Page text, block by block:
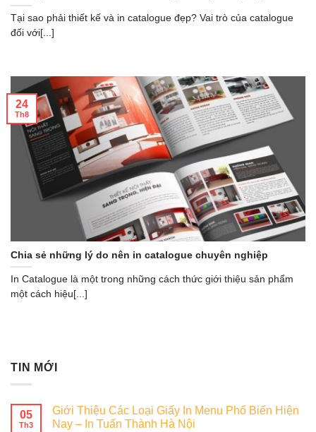
Tại sao phải thiết kế và in catalogue đẹp? Vai trò của catalogue
đối với[...]
Chia sẻ những lý do nên in catalogue chuyên nghiệp
In Catalogue là một trong những cách thức giới thiệu sản phẩm
một cách hiệu[...]
24
Th8
TIN MỚI
05
Th3
Giới Thiệu Các Loại Giấy In Menu Phổ Biến Hiện
Nay – In Tuấn Thành Hà Nội